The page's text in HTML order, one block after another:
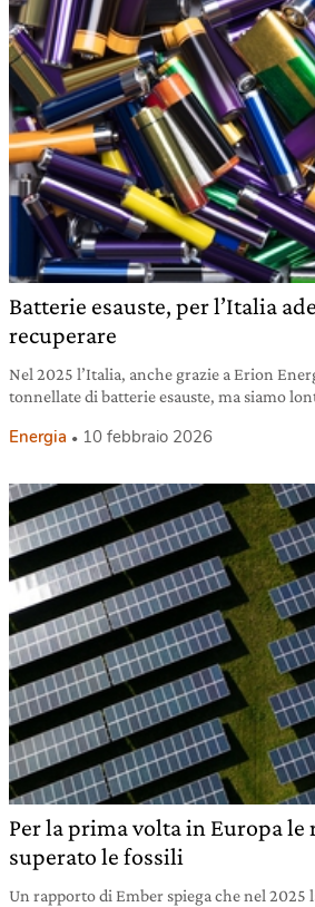
Batterie esauste, per l’Italia
recuperare
Nel 2025 l’Italia, anche grazie a Erion
tonnellate di batterie esauste, ma siamo
Energia 10 febbraio 2026
Per la prima volta in Europa
superato le fossili
Un rapporto di Ember spiega che nel 2025